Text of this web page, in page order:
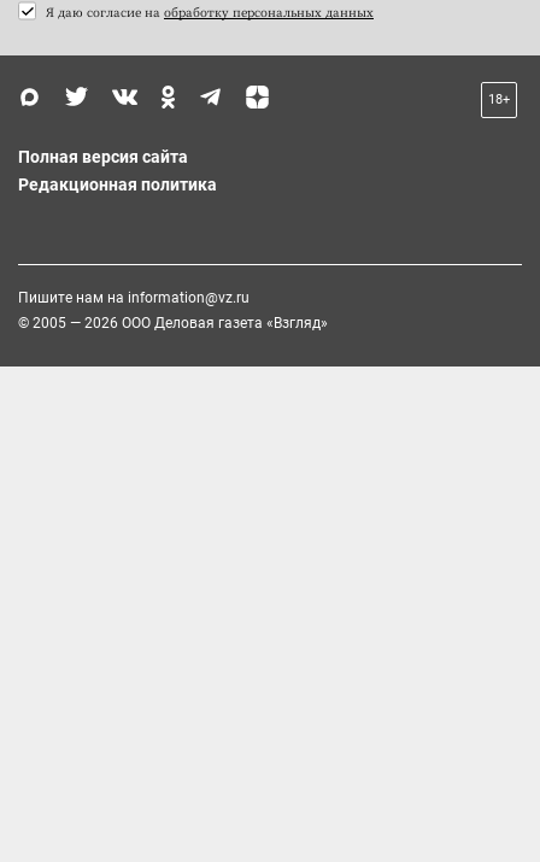
Я даю согласие на обработку персональных данных
18+
Полная версия сайта
Редакционная политика
Пишите нам на information@vz.ru
© 2005 — 2026 ООО Деловая газета «Взгляд»